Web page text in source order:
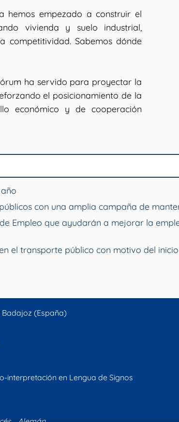
hemos empezado a construir el
vivienda y suelo industrial,
competitividad. Sabemos dónde
ha servido para proyectar la
el posicionamiento de la
económico y de cooperación
con una amplia campaña de
Empleo que ayudarán a mejorar la
el transporte público con motivo del
Badajoz (España)
interpretación en Lengua de Signos